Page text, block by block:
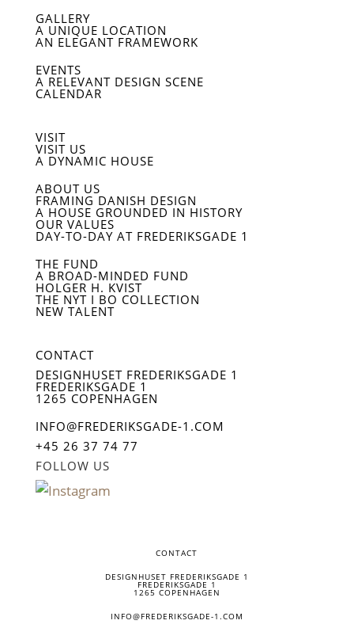
GALLERY
A UNIQUE LOCATION
AN ELEGANT FRAMEWORK
EVENTS
A RELEVANT DESIGN SCENE
CALENDAR
VISIT
VISIT US
A DYNAMIC HOUSE
ABOUT US
FRAMING DANISH DESIGN
A HOUSE GROUNDED IN HISTORY
OUR VALUES
DAY-TO-DAY AT FREDERIKSGADE 1
THE FUND
A BROAD-MINDED FUND
HOLGER H. KVIST
THE NYT I BO COLLECTION
NEW TALENT
CONTACT
DESIGNHUSET FREDERIKSGADE 1
FREDERIKSGADE 1
1265 COPENHAGEN
INFO@FREDERIKSGADE-1.COM
+45 26 37 74 77
FOLLOW US
CONTACT
DESIGNHUSET FREDERIKSGADE 1
FREDERIKSGADE 1
1265 COPENHAGEN
INFO@FREDERIKSGADE-1.COM